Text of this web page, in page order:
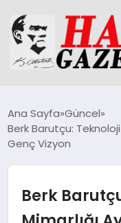
DÜNYA
Ana Sayfa Güncel
Berk Barutçu:
Genç Vizyon
Berk